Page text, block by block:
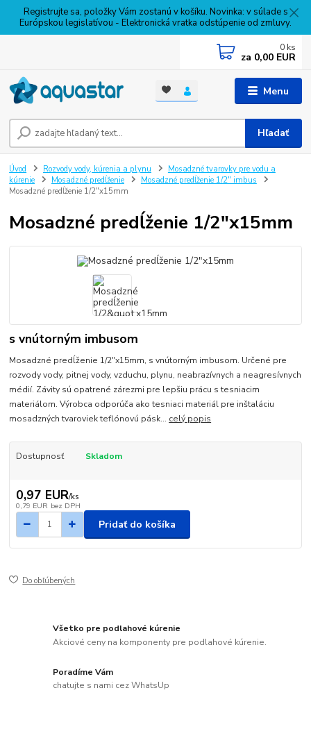
Registrujte sa, položky Vám zostanú v košíku. Novinka: v súlade s
Európskou legislatívou - Elektronická vratka odstúpenie od zmluvy.
Menu
Hľadať
0 ks
za 0,00 EUR
Úvod Rozvody vody, kúrenia a plynu
Mosadzné tvarovky pre vodu a
kúrenie
Mosadzné predĺženie
Mosadzné predĺženie 1/2" imbus
Mosadzné predĺženie 1/2"x15mm
Mosadzné predĺženie 1/2"x15mm
s vnútorným imbusom
Mosadzné predĺženie 1/2"x15mm, s vnútorným imbusom. Určené pre
rozvody vody, pitnej vody, vzduchu, plynu, neabrazívnych a neagresívnych
médií. Závity sú opatrené zárezmi pre lepšiu prácu s tesniacim
materiálom. Výrobca odporúča ako tesniaci materiál pre inštaláciu
mosadzných tvaroviek teflónovú pásk... celý popis
Dostupnosť Skladom
0,97 EUR/ks
0,79 EUR bez DPH
Pridať do košíka
Do obľúbených
Všetko pre podlahové kúrenie
Akciové ceny na komponenty pre podlahové kúrenie.
Poradíme Vám
chatujte s nami cez WhatsUp